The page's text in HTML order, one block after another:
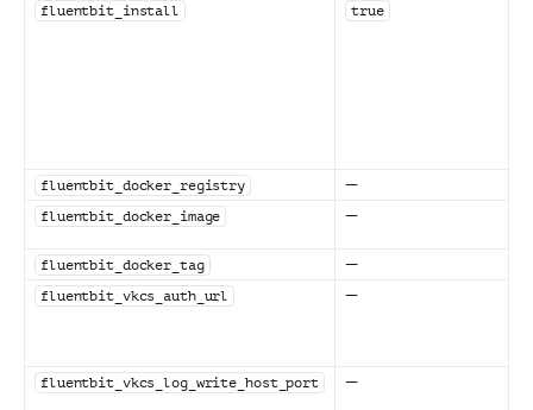
fluentbit_install true
fluentbit_docker_registry
—
fluentbit_docker_image
—
fluentbit_docker_tag
—
fluentbit_vkcs_auth_url
—
fluentbit_vkcs_log_write_host_port —